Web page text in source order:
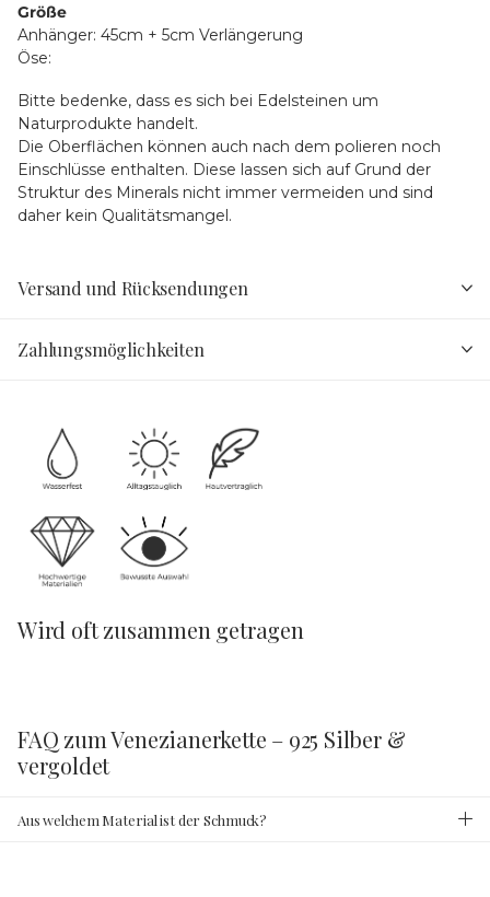
Größe
Anhänger: 45cm + 5cm Verlängerung
Öse:
Bitte bedenke, dass es sich bei Edelsteinen um
Naturprodukte handelt.
Die Oberflächen können auch nach dem polieren noch
Einschlüsse enthalten. Diese lassen sich auf Grund der
Struktur des Minerals nicht immer vermeiden und sind
daher kein Qualitätsmangel.
Versand und Rücksendungen
Zahlungsmöglichkeiten
Wird oft zusammen getragen
FAQ zum Venezianerkette – 925 Silber &
vergoldet
Aus welchem Material ist der Schmuck?